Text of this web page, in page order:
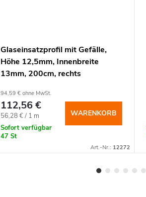
Glaseinsatzprofil mit Gefälle,
Höhe 12,5mm, Innenbreite
13mm, 200cm, rechts
94,59 € ohne MwSt.
112,56 €
Verkaufspreis:
56,28 € / 1 m
Sofort verfügbar
47 St
WARENKORB
Art.-Nr.: 12272